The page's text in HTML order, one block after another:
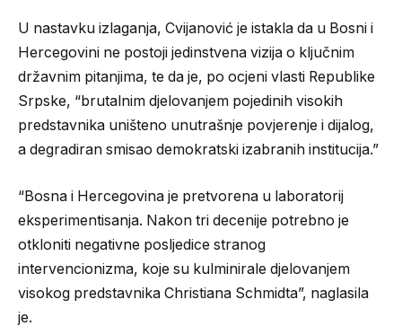
U nastavku izlaganja, Cvijanović je istakla da u Bosni i
Hercegovini ne postoji jedinstvena vizija o ključnim
državnim pitanjima, te da je, po ocjeni vlasti Republike
Srpske, “brutalnim djelovanjem pojedinih visokih
predstavnika uništeno unutrašnje povjerenje i dijalog,
a degradiran smisao demokratski izabranih institucija.”
“Bosna i Hercegovina je pretvorena u laboratorij
eksperimentisanja. Nakon tri decenije potrebno je
otkloniti negativne posljedice stranog
intervencionizma, koje su kulminirale djelovanjem
visokog predstavnika Christiana Schmidta”, naglasila
je.